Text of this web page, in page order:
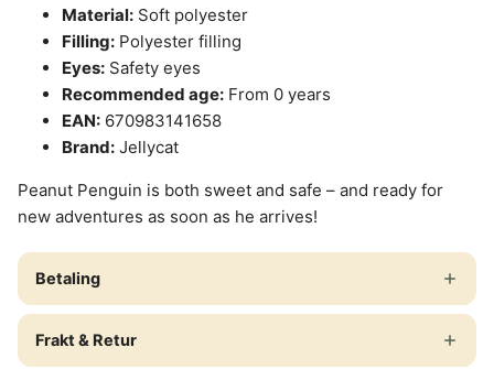
Material: Soft polyester
Filling: Polyester filling
Eyes: Safety eyes
Recommended age: From 0 years
EAN: 670983141658
Brand: Jellycat
Peanut Penguin is both sweet and safe – and ready for
new adventures as soon as he arrives!
Betaling
Frakt & Retur